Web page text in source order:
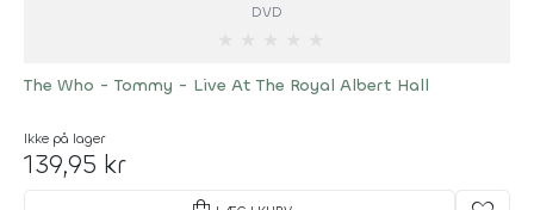
DVD
The Who - Tommy - Live At The Royal Albert Hall
Ikke på lager
139,95 kr